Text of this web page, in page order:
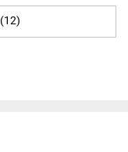
(12)